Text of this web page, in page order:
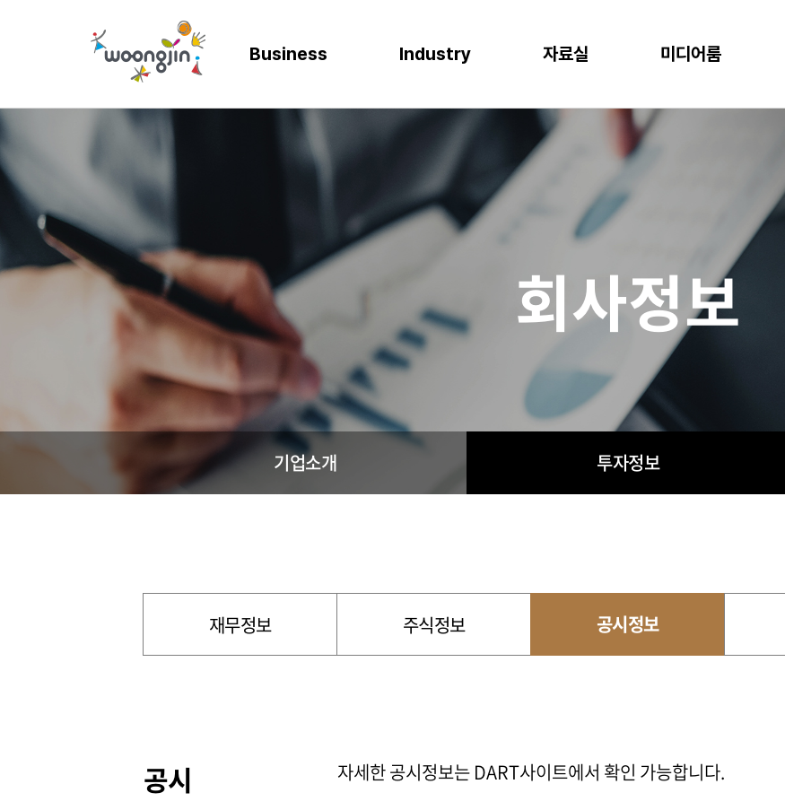
Business
AICC | AI 고객상담 시스템
WIKL | AI 인사이트 플랫폼
AI웅수 | 그룹웨어 AI
SAP Joule
Mendix MAIA
Business Synergy Suite
ERP
SAP S/4HANA
SAP Business One
SAP EWM
Microsoft Dynamics 365
CLOUD ONEPACK
CLOUD
AWS (Amazon Web Services)
Microsoft Azure
Microsoft Power Platform
NAVER Cloud Platform
Mendix
워크쓰루 & 네이버웍스 코어
Industry
고객 만족도 및 충성도 증대
사업 확장 및 브랜드 신뢰도 증가
통합 관리 및 운영 효율화
디지털 혁신을 위한 최적의 도구
프로세스 정립 및 글로벌 운영 시스템 구축
효율적인 자원관리
디지털 혁신과 생산성
인공지능과 머신러닝으로 제조 혁신 실현
계획과 목표 중심의 프로세스 설계로 품질 향상
바이오
엄격한 규제 준수를 위한 IT시스템
성장을 위한 기반 마련
소비재
플랫폼을 통한 경쟁력 강화
고객 경험 강화
데이터 분석과 기술의 활용
복잡한 물류 현장을 위한 통합된 플랫폼
재고 없는 창고
미래 성장을 위한 유연한 물류 시스템
반도체
고도의 정밀성과 효율성을 위한 도구
자료실
프로젝트 사례
다운로드
미디어룸
WRMS WDMS
렌탈 모빌리티
회사정보
기업소개 투자정보
재무정보 주식정보 공시정보
공시 자세한 공시정보는 DART사이트에서 확인 가능합니다.